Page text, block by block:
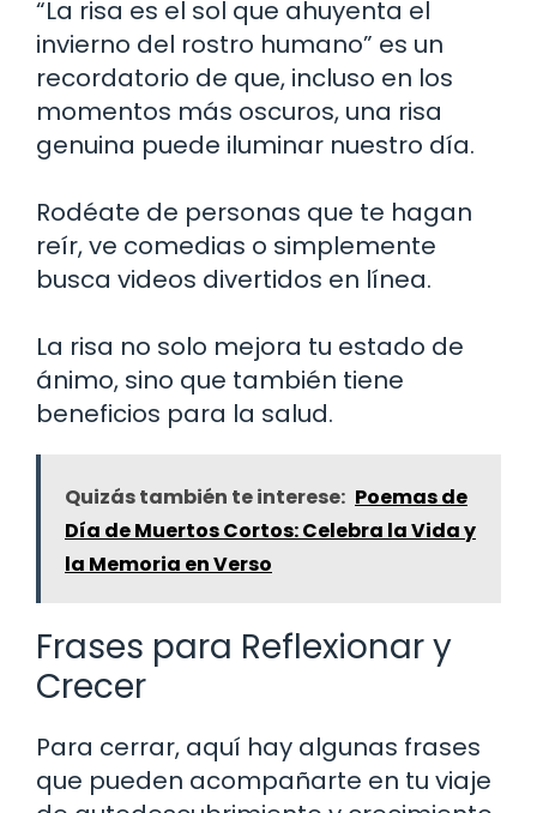
“La risa es el sol que ahuyenta el
invierno del rostro humano” es un
recordatorio de que, incluso en los
momentos más oscuros, una risa
genuina puede iluminar nuestro día.
Rodéate de personas que te hagan
reír, ve comedias o simplemente
busca videos divertidos en línea.
La risa no solo mejora tu estado de
ánimo, sino que también tiene
beneficios para la salud.
Quizás también te interese: Poemas de
Día de Muertos Cortos: Celebra la Vida y
la Memoria en Verso
Frases para Reflexionar y
Crecer
Para cerrar, aquí hay algunas frases
que pueden acompañarte en tu viaje